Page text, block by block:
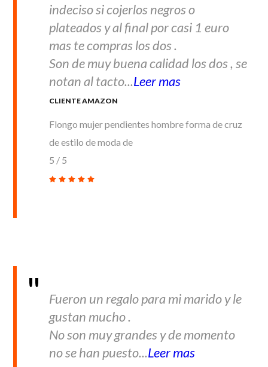
indeciso si cojerlos negros o
plateados y al final por casi 1 euro
mas te compras los dos .
Son de muy buena calidad los dos , se
notan al tacto...Leer mas
CLIENTE AMAZON
Flongo mujer pendientes hombre forma de cruz
de estilo de moda de
5 / 5
Fueron un regalo para mi marido y le
gustan mucho .
No son muy grandes y de momento
no se han puesto...Leer mas